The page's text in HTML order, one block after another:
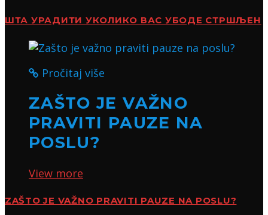
ШТА УРАДИТИ УКОЛИКО ВАС УБОДЕ СТРШЉЕН
Pročitaj više
ZAŠTO JE VAŽNO
PRAVITI PAUZE NA
POSLU?
View more
ZAŠTO JE VAŽNO PRAVITI PAUZE NA POSLU?